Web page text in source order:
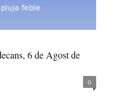
6 de Agost de
0